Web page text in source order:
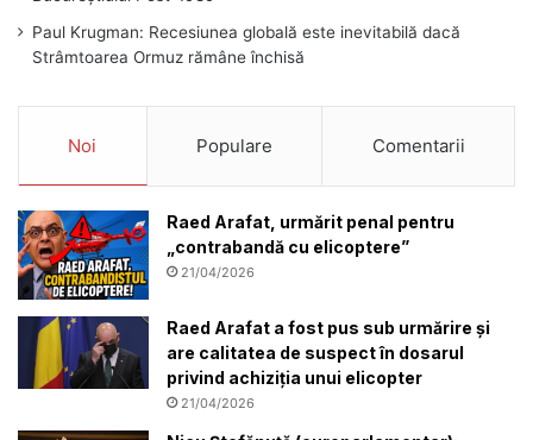
Paul Krugman: Recesiunea globală este inevitabilă dacă
Strâmtoarea Ormuz rămâne închisă
Noi Populare Comentarii
Raed Arafat, urmărit penal pentru
„contrabandă cu elicoptere”
21/04/2026
Raed Arafat a fost pus sub urmărire și
are calitatea de suspect în dosarul
privind achiziția unui elicopter
21/04/2026